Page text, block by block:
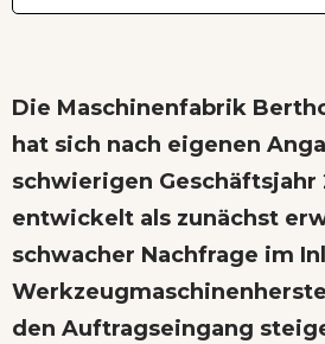
Die Maschinenfabrik
hat sich nach eigenen
schwierigen Geschäftsjahr
entwickelt als zunächst
schwacher Nachfrage im
den Auftragseingang